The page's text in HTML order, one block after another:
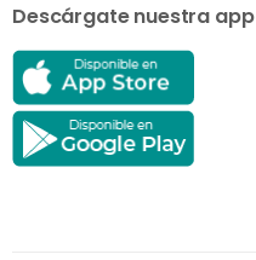
Descárgate nuestra app